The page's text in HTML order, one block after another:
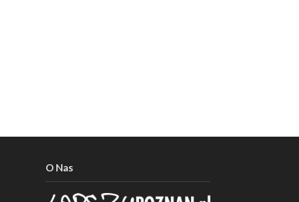
O Nas